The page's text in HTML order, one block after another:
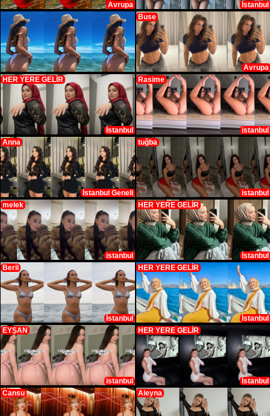
Avrupa
İstanbul
Buse
Avrupa
HER YERE GELİR
İstanbul
Rasime
istanbul
Anna
İstanbul Geneli
tuğba
istanbul
melek
istanbul
HER YERE GELİR
İstanbul
Beril
İstanbul
HER YERE GELİR
İstanbul
EYŞAN
istanbul
HER YERE GELİR
İstanbul
Cansu
Aleyna